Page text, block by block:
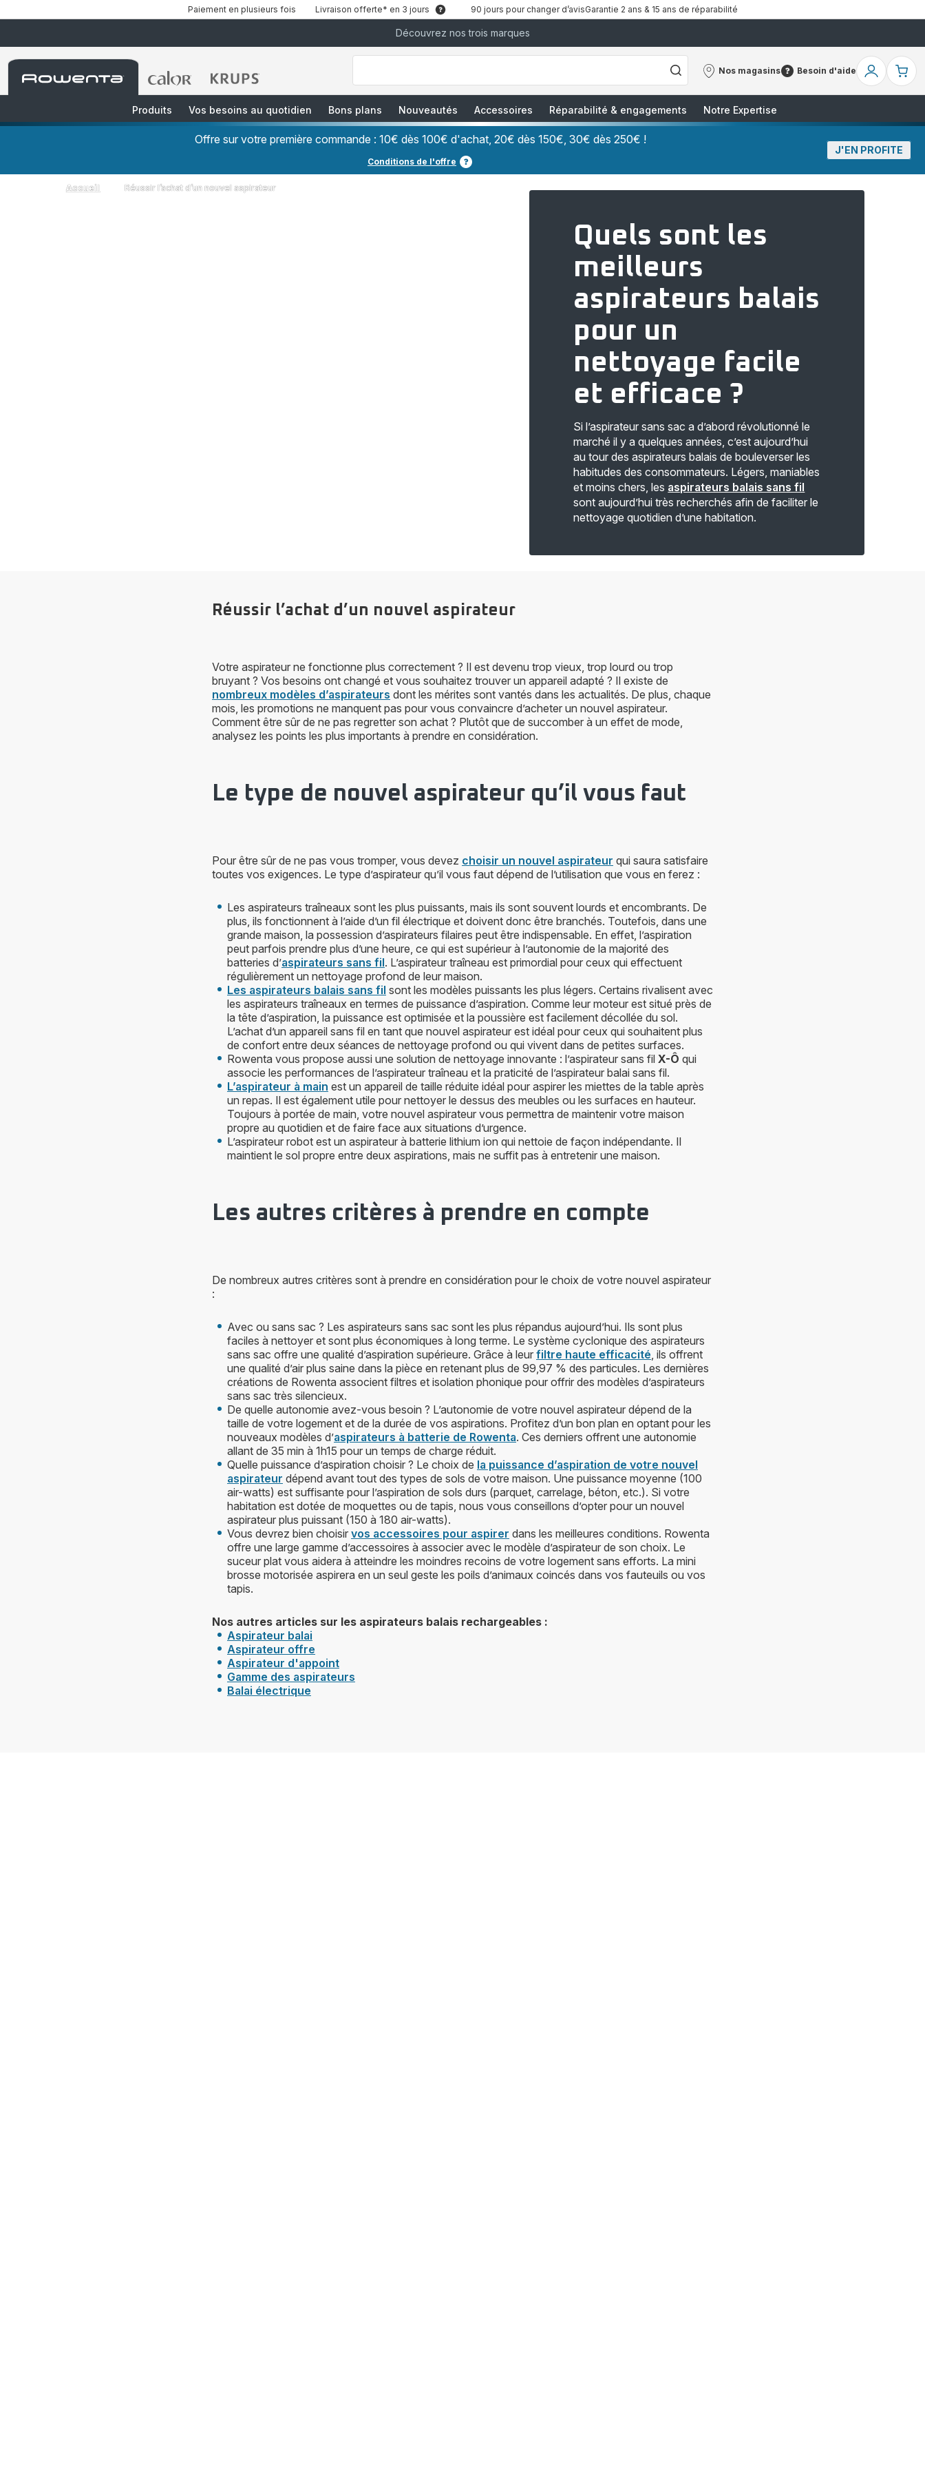
Paiement en plusieurs fois Livraison offerte* en 3 jours 90 jours pour changer d’avisGarantie 2 ans & 15 ans de réparabilité
Découvrez nos trois marques
Accueil
Rowenta
Accueil
Accueil
["Que
recherchez-
Café
Grains","Centrales
Vapeurs","Sèche
Nos magasins
Nos
Besoin d'aide
Besoin
Mon
Produits
Vos besoins au quotidien Bons plans Nouveautés Accessoires Réparabilité & engagements Notre Expertise
Offre sur votre première commande : 10€ dès 100€ d'achat, 20€ dès 150€, 30€ dès 250€ !
Conditions de l'offre
J'EN PROFITE
Accueil Réussir l’achat d’un nouvel aspirateur
Quels sont les
meilleurs
aspirateurs balais
pour un
nettoyage facile
et efficace ?
Si l’aspirateur sans sac a d’abord révolutionné le
marché il y a quelques années, c’est aujourd’hui
au tour des aspirateurs balais de bouleverser les
habitudes des consommateurs. Légers, maniables
et moins chers, les aspirateurs balais sans fil
sont aujourd’hui très recherchés afin de faciliter le
nettoyage quotidien d’une habitation.
Réussir l’achat d’un nouvel aspirateur
Votre aspirateur ne fonctionne plus correctement ? Il est devenu trop vieux, trop lourd ou trop
bruyant ? Vos besoins ont changé et vous souhaitez trouver un appareil adapté ? Il existe de
nombreux modèles d’aspirateurs dont les mérites sont vantés dans les actualités. De plus, chaque
mois, les promotions ne manquent pas pour vous convaincre d’acheter un nouvel aspirateur.
Comment être sûr de ne pas regretter son achat ? Plutôt que de succomber à un effet de mode,
analysez les points les plus importants à prendre en considération.
Le type de nouvel aspirateur qu’il vous faut
Pour être sûr de ne pas vous tromper, vous devez choisir un nouvel aspirateur qui saura satisfaire
toutes vos exigences. Le type d’aspirateur qu’il vous faut dépend de l’utilisation que vous en ferez :
Les aspirateurs traîneaux sont les plus puissants, mais ils sont souvent lourds et encombrants. De
plus, ils fonctionnent à l’aide d’un fil électrique et doivent donc être branchés. Toutefois, dans une
grande maison, la possession d’aspirateurs filaires peut être indispensable. En effet, l’aspiration
peut parfois prendre plus d’une heure, ce qui est supérieur à l’autonomie de la majorité des
batteries d’aspirateurs sans fil. L’aspirateur traîneau est primordial pour ceux qui effectuent
régulièrement un nettoyage profond de leur maison.
Les aspirateurs balais sans fil sont les modèles puissants les plus légers. Certains rivalisent avec
les aspirateurs traîneaux en termes de puissance d’aspiration. Comme leur moteur est situé près de
la tête d’aspiration, la puissance est optimisée et la poussière est facilement décollée du sol.
L’achat d’un appareil sans fil en tant que nouvel aspirateur est idéal pour ceux qui souhaitent plus
de confort entre deux séances de nettoyage profond ou qui vivent dans de petites surfaces.
Rowenta vous propose aussi une solution de nettoyage innovante : l’aspirateur sans fil X-Ô qui
associe les performances de l’aspirateur traîneau et la praticité de l’aspirateur balai sans fil.
L’aspirateur à main est un appareil de taille réduite idéal pour aspirer les miettes de la table après
un repas. Il est également utile pour nettoyer le dessus des meubles ou les surfaces en hauteur.
Toujours à portée de main, votre nouvel aspirateur vous permettra de maintenir votre maison
propre au quotidien et de faire face aux situations d’urgence.
L’aspirateur robot est un aspirateur à batterie lithium ion qui nettoie de façon indépendante. Il
maintient le sol propre entre deux aspirations, mais ne suffit pas à entretenir une maison.
Les autres critères à prendre en compte
De nombreux autres critères sont à prendre en considération pour le choix de votre nouvel aspirateur
:
Avec ou sans sac ? Les aspirateurs sans sac sont les plus répandus aujourd’hui. Ils sont plus
faciles à nettoyer et sont plus économiques à long terme. Le système cyclonique des aspirateurs
sans sac offre une qualité d’aspiration supérieure. Grâce à leur filtre haute efficacité, ils offrent
une qualité d’air plus saine dans la pièce en retenant plus de 99,97 % des particules. Les dernières
créations de Rowenta associent filtres et isolation phonique pour offrir des modèles d’aspirateurs
sans sac très silencieux.
De quelle autonomie avez-vous besoin ? L’autonomie de votre nouvel aspirateur dépend de la
taille de votre logement et de la durée de vos aspirations. Profitez d’un bon plan en optant pour les
nouveaux modèles d’aspirateurs à batterie de Rowenta. Ces derniers offrent une autonomie
allant de 35 min à 1h15 pour un temps de charge réduit.
Quelle puissance d’aspiration choisir ? Le choix de la puissance d’aspiration de votre nouvel
aspirateur dépend avant tout des types de sols de votre maison. Une puissance moyenne (100
air-watts) est suffisante pour l’aspiration de sols durs (parquet, carrelage, béton, etc.). Si votre
habitation est dotée de moquettes ou de tapis, nous vous conseillons d’opter pour un nouvel
aspirateur plus puissant (150 à 180 air-watts).
Vous devrez bien choisir vos accessoires pour aspirer dans les meilleures conditions. Rowenta
offre une large gamme d’accessoires à associer avec le modèle d’aspirateur de son choix. Le
suceur plat vous aidera à atteindre les moindres recoins de votre logement sans efforts. La mini
brosse motorisée aspirera en un seul geste les poils d’animaux coincés dans vos fauteuils ou vos
tapis.
Nos autres articles sur les aspirateurs balais rechargeables :
Aspirateur balai
Aspirateur offre
Aspirateur d'appoint
Gamme des aspirateurs
Balai électrique